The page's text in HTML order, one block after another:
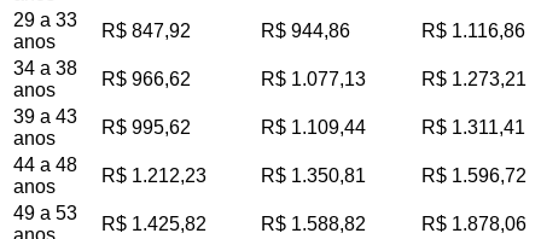
29 a 33
anos
R$ 847,92 R$ 944,86 R$ 1.116,86
34 a 38
anos
R$ 966,62 R$ 1.077,13 R$ 1.273,21
39 a 43
anos
R$ 995,62 R$ 1.109,44 R$ 1.311,41
44 a 48
anos
R$ 1.212,23 R$ 1.350,81 R$ 1.596,72
49 a 53
R$ 1.425,82 R$ 1.588,82 R$ 1.878,06